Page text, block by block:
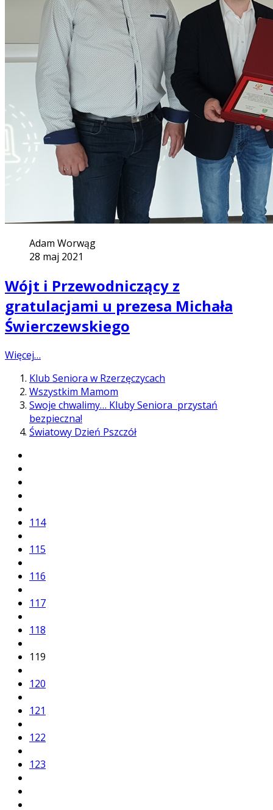
Adam Worwąg
28 maj 2021
Wójt i Przewodniczący z
gratulacjami u prezesa Michała
Świerczewskiego
Więcej…
Klub Seniora w Rzerzęczycach
Wszystkim Mamom
Swoje chwalimy… Kluby Seniora przystań
bezpieczna!
Światowy Dzień Pszczół
114
115
116
117
118
119
120
121
122
123